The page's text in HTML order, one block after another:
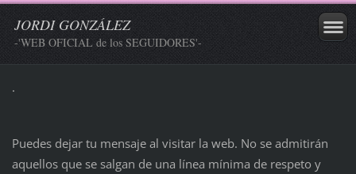
JORDI GONZÁLEZ
-'WEB OFICIAL de los SEGUIDORES'-
.
Puedes dejar tu mensaje al visitar la web. No se admitirán
aquellos que se salgan de una línea mínima de respeto y